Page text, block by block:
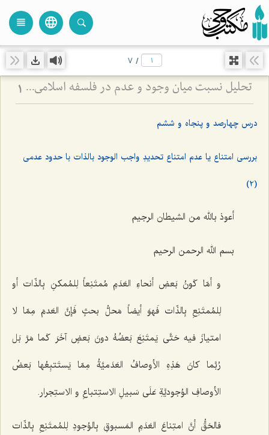
language
view_headline
/
7
تحلیل نسبت میان وجود و عدم در فلسفه اسلامی - بررسی امتناع اتصاف واجب الوجود به انحاء عدم 1
درس چهارصد و پنجاه و ششم
بررسی امتناع یا عدم امتناع تحدیدِ واجب الوجود ‌بالذات با حدود عدمی
(2)
أعوذ بالله من الشیطان الرجیم
بسم الله الرحمن الرحیم‌
وأمّا کَونُ بَعضِ أنحاءِ العَدَمِ مُمتَنِعاً لِلمُمکنِ بِالذّات أو
لِلمُمتَنِعِ بِالذّات فَهوَ أیضاً مَحلُّ بحثٍ فَإنَّ العَدمَ مِمّا لا
امتیازَ فیه حَتَّى یَمتَنِعَ بَعضُهُ دونَ بَعضٍ آخَرَ کَما مَرَّ بَل
رُبَّما کانَ هَذِهِ الأوصافُ العَدَمیَّةُ مِمّا یَستَتبِعُها بَعضُ
الأوصافِ الوُجودیَّةِ عَلَى سَبیلِ الاستِتباعِ و الاستِجرار.
فالحَقُّ أنَّ امتِناعَ العَدَمِ المَسبوقِ بِالوُجودِ لِلمُمتَنِعِ بِالذّات